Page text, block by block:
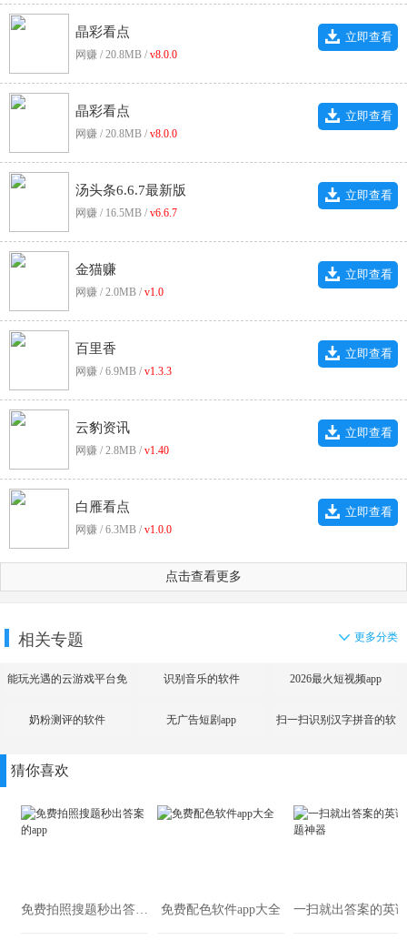
晶彩看点
网赚 / 20.8MB / v8.0.0
立即查看
晶彩看点
网赚 / 20.8MB / v8.0.0
立即查看
汤头条6.6.7最新版
网赚 / 16.5MB / v6.6.7
立即查看
金猫赚
网赚 / 2.0MB / v1.0
立即查看
百里香
网赚 / 6.9MB / v1.3.3
立即查看
云豹资讯
网赚 / 2.8MB / v1.40
立即查看
白雁看点
网赚 / 6.3MB / v1.0.0
立即查看
点击查看更多
相关专题 更多分类
能玩光遇的云游戏平台免 识别音乐的软件 2026最火短视频app
奶粉测评的软件 无广告短剧app 扫一扫识别汉字拼音的软
猜你喜欢
免费拍照搜题秒出答案的app 免费配色软件app大全